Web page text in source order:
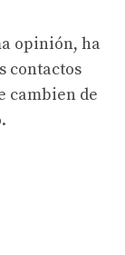
opinión, ha
contactos
cambien de